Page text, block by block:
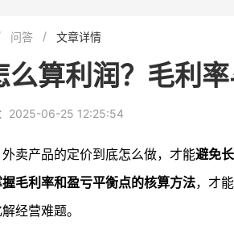
问答 文章详情
么算利润？毛利
2025-06-25 12:25:54
卖产品的定价到底怎么做，才能避免
握毛利率和盈亏平衡点的核算方法，才
经营难题。